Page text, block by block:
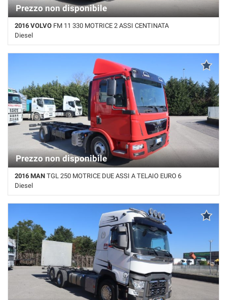
Prezzo non disponibile
2016 VOLVO FM 11 330 MOTRICE 2 ASSI CENTINATA
Diesel
Km non disponibile • Cambio Manuale • Bianco pastello
Prezzo non disponibile
2016 MAN TGL 250 MOTRICE DUE ASSI A TELAIO EURO 6
Diesel
650.000 Km • Cambio Automatico • Rosso pastello
Cookie necessari
Cookie delle preferenze
Cookie per il miglioramento dell'esperienza utente
Cookie analitici
Cookie di marketing
Leggi
cookie
Salva
le
impostazioni